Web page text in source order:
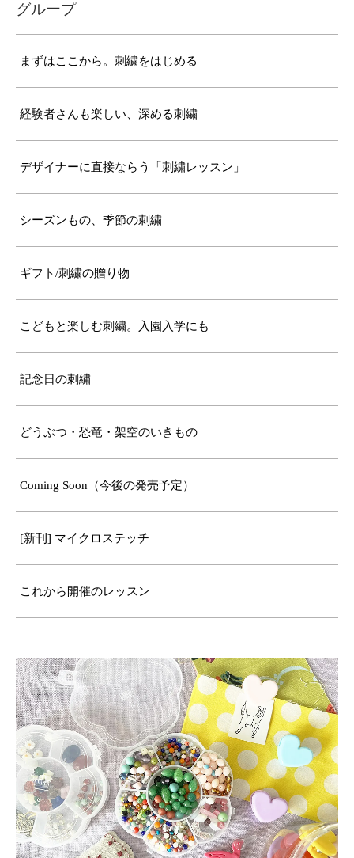
グループ
まずはここから。刺繍をはじめる
経験者さんも楽しい、深める刺繍
デザイナーに直接ならう「刺繍レッスン」
シーズンもの、季節の刺繍
ギフト/刺繍の贈り物
こどもと楽しむ刺繍。入園入学にも
記念日の刺繍
どうぶつ・恐竜・架空のいきもの
Coming Soon（今後の発売予定）
[新刊] マイクロステッチ
これから開催のレッスン